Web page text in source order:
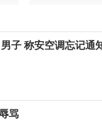
子 称安空调忘记通
骂